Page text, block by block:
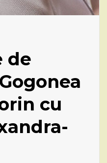
de
cu